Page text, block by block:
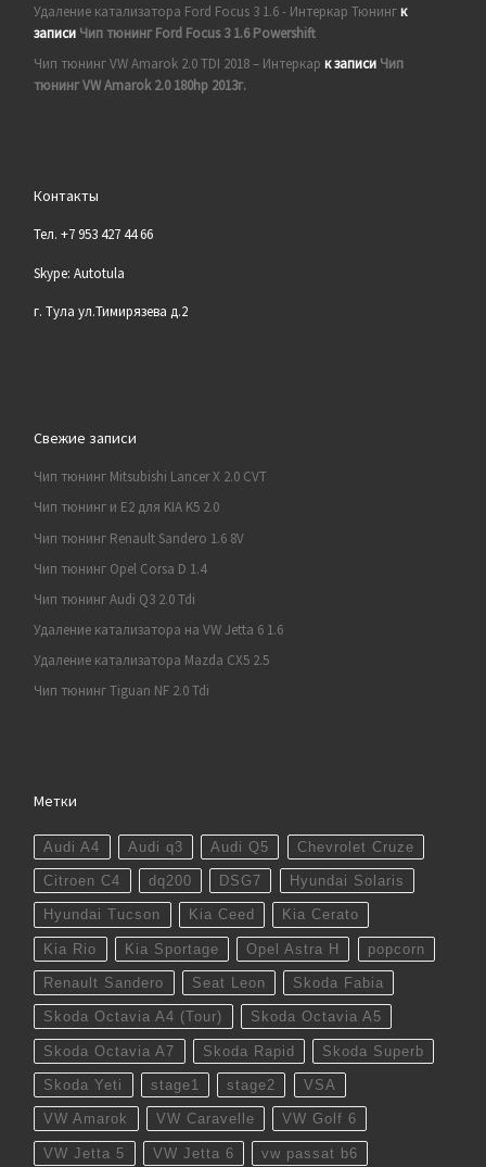
Удаление катализатора Ford Focus 3 1.6 - Интеркар Тюнингк
записи Чип тюнинг Ford Focus 3 1.6 Powershift
Чип тюнинг VW Amarok 2.0 TDI 2018 – Интеркар к записи Чип
тюнинг VW Amarok 2.0 180hp 2013г.
Контакты
Тел. +7 953 427 44 66
Skype: Autotula
г. Тула ул.Тимирязева д.2
Свежие записи
Чип тюнинг Mitsubishi Lancer X 2.0 CVT
Чип тюнинг и E2 для KIA K5 2.0
Чип тюнинг Renault Sandero 1.6 8V
Чип тюнинг Opel Corsa D 1.4
Чип тюнинг Audi Q3 2.0 Tdi
Удаление катализатора на VW Jetta 6 1.6
Удаление катализатора Mazda CX5 2.5
Чип тюнинг Tiguan NF 2.0 Tdi
Метки
Audi A4 Audi q3 Audi Q5 Chevrolet Cruze
Citroen C4 dq200 DSG7 Hyundai Solaris
Hyundai Tucson Kia Ceed Kia Cerato
Kia Rio Kia Sportage Opel Astra H popcorn
Renault Sandero Seat Leon Skoda Fabia
Skoda Octavia A4 (Tour) Skoda Octavia A5
Skoda Octavia A7 Skoda Rapid Skoda Superb
Skoda Yeti stage1 stage2 VSA
VW Amarok VW Caravelle VW Golf 6
VW Jetta 5 VW Jetta 6 vw passat b6